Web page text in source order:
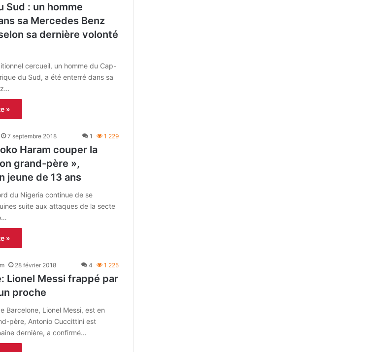
Sud : un homme
sa Mercedes Benz
sa dernière volonté
cercueil, un homme du Cap-
du Sud, a été enterré dans sa
»
7 septembre 2018 1 1 229
Haram couper la
grand-père »,
jeune de 13 ans
du Nigeria continue de se
suite aux attaques de la secte
»
28 février 2018 4 1 225
Lionel Messi frappé par
proche
Barcelone, Lionel Messi, est en
père, Antonio Cuccittini est
dernière, a confirmé…